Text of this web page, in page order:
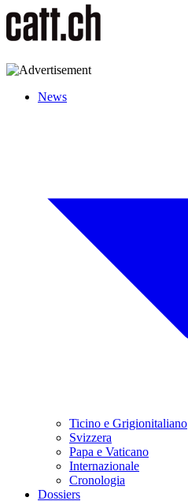
News
Ticino e Grigionitaliano
Svizzera
Papa e Vaticano
Internazionale
Cronologia
Dossiers